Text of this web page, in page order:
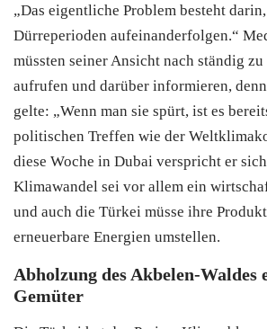
„Das eigentliche Problem besteht
Dürreperioden aufeinanderfolgen.“
müssten seiner Ansicht nach ständig
aufrufen und darüber informieren,
gelte: „Wenn man sie spürt, ist es
politischen Treffen wie der
diese Woche in Dubai verspricht er
Klimawandel sei vor allem ein
und auch die Türkei müsse ihre
erneuerbare Energien umstellen.
Abholzung des Akbelen-Waldes
Gemüter